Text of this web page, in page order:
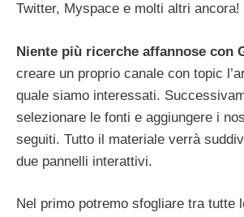
Twitter, Myspace e molti altri ancora!
Niente più ricerche affannose con
creare un proprio canale con topic
quale siamo interessati.
selezionare le fonti e aggiungere i
seguiti. Tutto il materiale verrà
due pannelli interattivi.
Nel primo potremo sfogliare tra tutte